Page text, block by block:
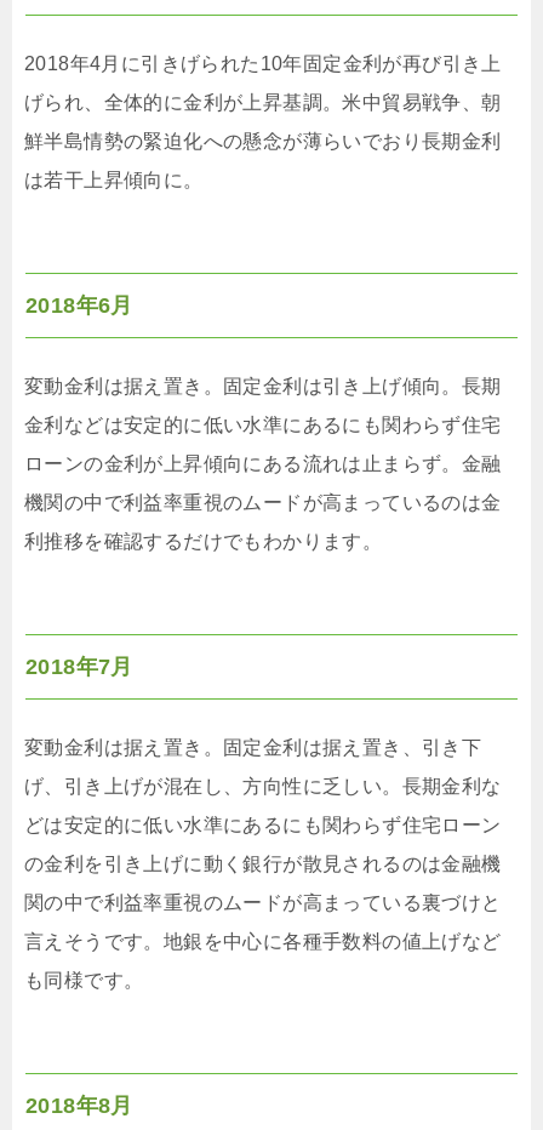
2018年4月に引きげられた10年固定金利が再び引き上
げられ、全体的に金利が上昇基調。米中貿易戦争、朝
鮮半島情勢の緊迫化への懸念が薄らいでおり長期金利
は若干上昇傾向に。
2018年6月
変動金利は据え置き。固定金利は引き上げ傾向。長期
金利などは安定的に低い水準にあるにも関わらず住宅
ローンの金利が上昇傾向にある流れは止まらず。金融
機関の中で利益率重視のムードが高まっているのは金
利推移を確認するだけでもわかります。
2018年7月
変動金利は据え置き。固定金利は据え置き、引き下
げ、引き上げが混在し、方向性に乏しい。長期金利な
どは安定的に低い水準にあるにも関わらず住宅ローン
の金利を引き上げに動く銀行が散見されるのは金融機
関の中で利益率重視のムードが高まっている裏づけと
言えそうです。地銀を中心に各種手数料の値上げなど
も同様です。
2018年8月